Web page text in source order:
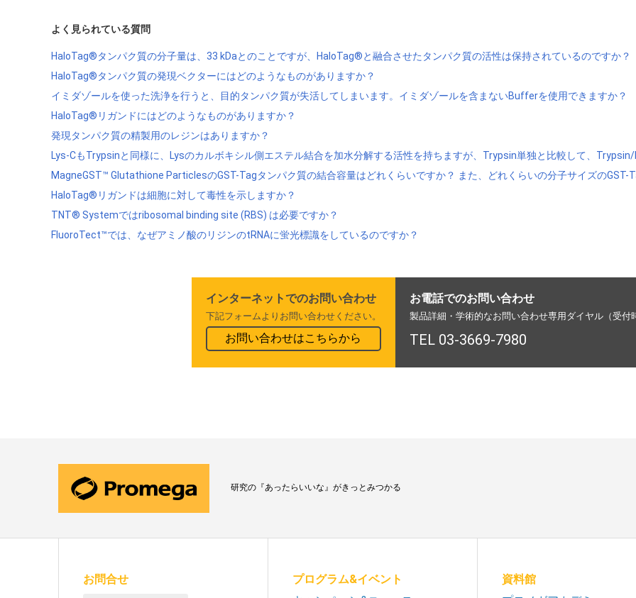
よく見られている質問
HaloTag®タンパク質の分子量は、33 kDaとのことですが、HaloTag®と融合させたタンパク質の活性は保持されているのですか？
HaloTag®タンパク質の発現ベクターにはどのようなものがありますか？
イミダゾールを使った洗浄を行うと、目的タンパク質が失活してしまいます。イミダゾールを含まないBufferを使用できますか？
HaloTag®リガンドにはどのようなものがありますか？
発現タンパク質の精製用のレジンはありますか？
Lys-CもTrypsinと同様に、Lysのカルボキシル側エステル結合を加水分解する活性を持ちますが、Trypsin単独と比較して、
MagneGST™ Glutathione ParticlesのGST-Tagタンパク質の結合容量はどれくらいですか？ また、どれくらいの分子サイズのGST-
HaloTag®リガンドは細胞に対して毒性を示しますか？
TNT® Systemではribosomal binding site (RBS) は必要ですか？
FluoroTect™では、なぜアミノ酸のリジンのtRNAに蛍光標識をしているのですか？
インターネットでのお問い合わせ
下記フォームよりお問い合わせください。
お問い合わせはこちらから
お電話でのお問い合わせ
製品詳細・学術的なお問い合わせ専用ダイヤル（受付
TEL 03-3669-7980
研究の『あったらいいな』がきっとみつかる
お問合せ
プログラム&イベント
資料館